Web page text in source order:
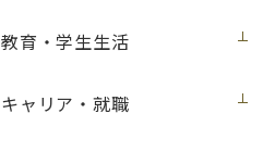
教育・学生生活
キャリア・就職